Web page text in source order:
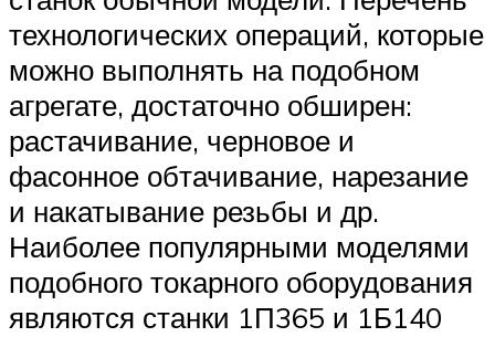
технологических операций, которые
можно выполнять на подобном
агрегате, достаточно обширен:
растачивание, черновое и
фасонное обтачивание, нарезание
и накатывание резьбы и др.
Наиболее популярными моделями
подобного токарного оборудования
являются станки 1П365 и 1Б140